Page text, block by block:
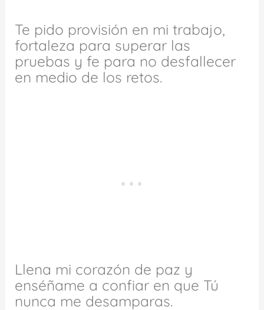
Te pido provisión en mi trabajo,
fortaleza para superar las
pruebas y fe para no desfallecer
en medio de los retos.
Llena mi corazón de paz y
enséñame a confiar en que Tú
nunca me desamparas.